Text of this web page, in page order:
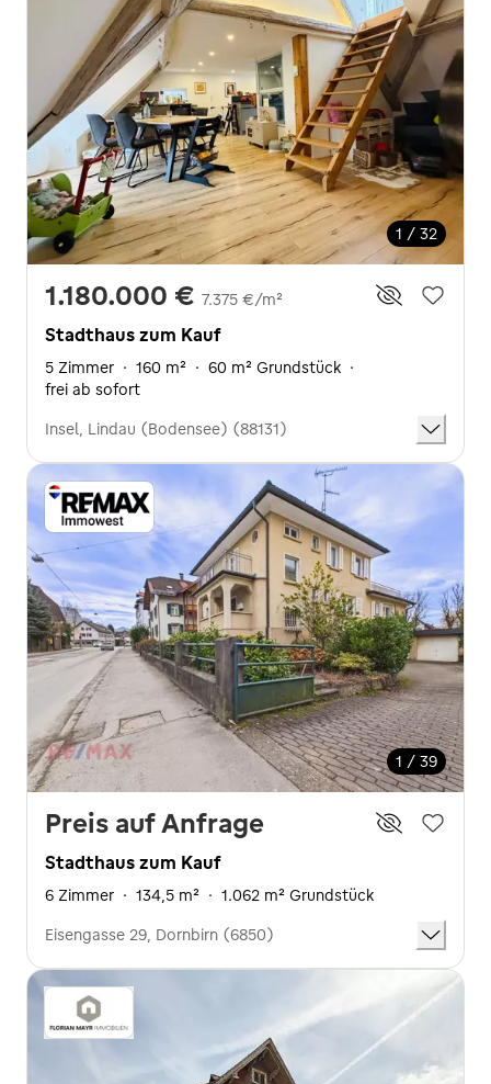
1 / 32
1.180.000 € 7.375 €/m²
Stadthaus zum Kauf
5 Zimmer · 160 m² · 60 m² Grundstück ·
frei ab sofort
Insel, Lindau (Bodensee) (88131)
1 / 39
Preis auf Anfrage
Stadthaus zum Kauf
6 Zimmer · 134,5 m² · 1.062 m² Grundstück
Eisengasse 29, Dornbirn (6850)